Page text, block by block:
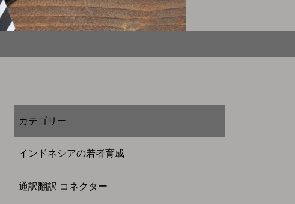
カテゴリー
インドネシアの若者育成
通訳翻訳 コネクター